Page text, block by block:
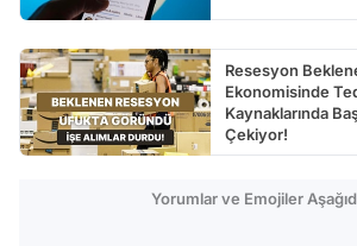
Resesyon
Ekonomisinde
Kaynaklarında
Çekiyor!
Yorumlar ve Emojiler